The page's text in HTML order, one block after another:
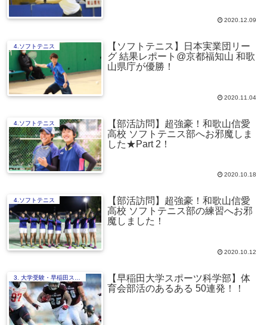
2020.12.09
4.ソフトテニス
【ソフトテニス】日本実業団リー
グ 結果レポート@京都福知山 和歌
山県庁が優勝！
2020.11.04
4.ソフトテニス
【部活訪問】超強豪！和歌山信愛
高校 ソフトテニス部へお邪魔しま
した★Part 2！
2020.10.18
4.ソフトテニス
【部活訪問】超強豪！和歌山信愛
高校 ソフトテニス部の練習へお邪
魔しました！
2020.10.12
【早稲田大学スポーツ科学部】体
育会部活のあるある 50連発！！